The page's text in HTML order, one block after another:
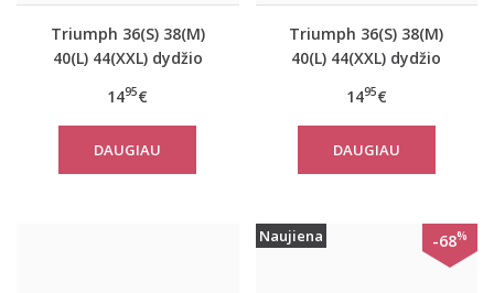
Triumph 36(S) 38(M)
40(L) 44(XXL) dydžio
moteriška medvilninė
miego palaidinė Mix
Match TOP SSL 01 X
1495€
DAUGIAU
Triumph 36(S) 38(M)
40(L) 44(XXL) dydžio
medvilninė miego
palaidinė Mix Match
TOP SSL 01 X
1495€
DAUGIAU
Naujiena -68%